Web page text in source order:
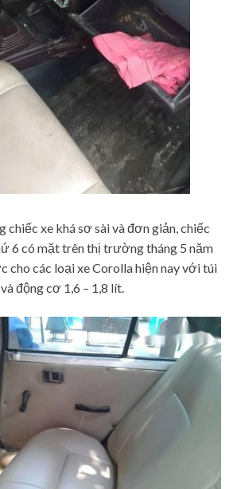
chiếc xe khá sơ sài và đơn giản, chiếc
6 có mặt trên thị trường tháng 5 năm
cho các loại xe Corolla hiện nay với túi
động cơ 1,6 – 1,8 lít.